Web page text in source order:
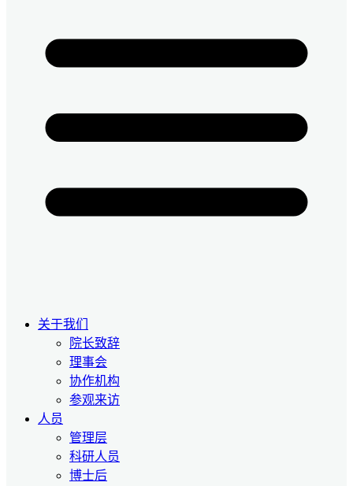
关于我们
院长致辞
理事会
协作机构
参观来访
人员
管理层
科研人员
博士后